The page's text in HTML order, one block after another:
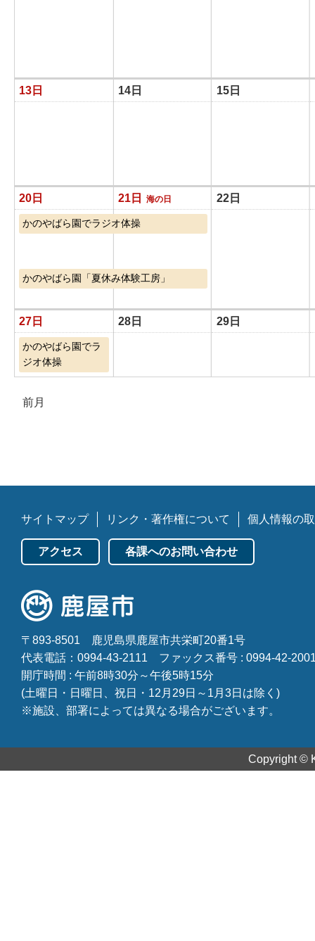
13日 14日 15日
20日 21日 海の日 22日
かのやばら園でラジオ体操
かのやばら園「夏休み体験工房」
27日 28日 29日
かのやばら園でラ
ジオ体操
前月
サイトマップ リンク・著作権について 個人情報の
アクセス 各課へのお問い合わせ
〒893-8501
鹿児島県鹿屋市共栄町20番1号
代表電話：0994-43-2111
ファックス番号 : 0994-42-
開庁時間 : 午前8時30分～午後5時15分
(土曜日・日曜日、祝日・12月29日～1月3日は除く)
※施設、部署によっては異なる場合がございます。
Copyright ©